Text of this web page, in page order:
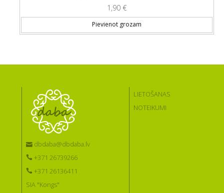
1,90 €
Pievienot grozam
dbdaba@dbdaba.lv
+371 26739266
+371 26136411
SIA "Kongs"
LIETOŠANAS
NOTEIKUMI